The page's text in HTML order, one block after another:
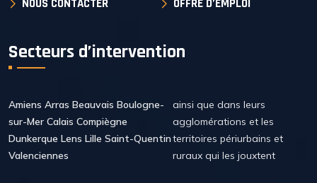
NOUS CONTACTER
OFFRE D’EMPLOI
Secteurs d’intervention
Amiens Arras Beauvais Boulogne-
sur-Mer Calais Compiègne
Dunkerque Lens Lille Saint-Quentin
Valenciennes
ainsi que dans leurs
agglomérations et les
territoires périurbains et
ruraux qui les jouxtent